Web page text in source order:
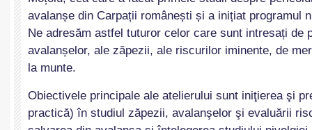
avalanșe din Carpații românești și a inițiat programul
Ne adresăm astfel tuturor celor care sunt intresați de
avalanșelor, ale zăpezii, ale riscurilor iminente, de
la munte.
Obiectivele principale ale atelierului sunt iniţierea şi
practică) în studiul zăpezii, avalanşelor şi evaluării